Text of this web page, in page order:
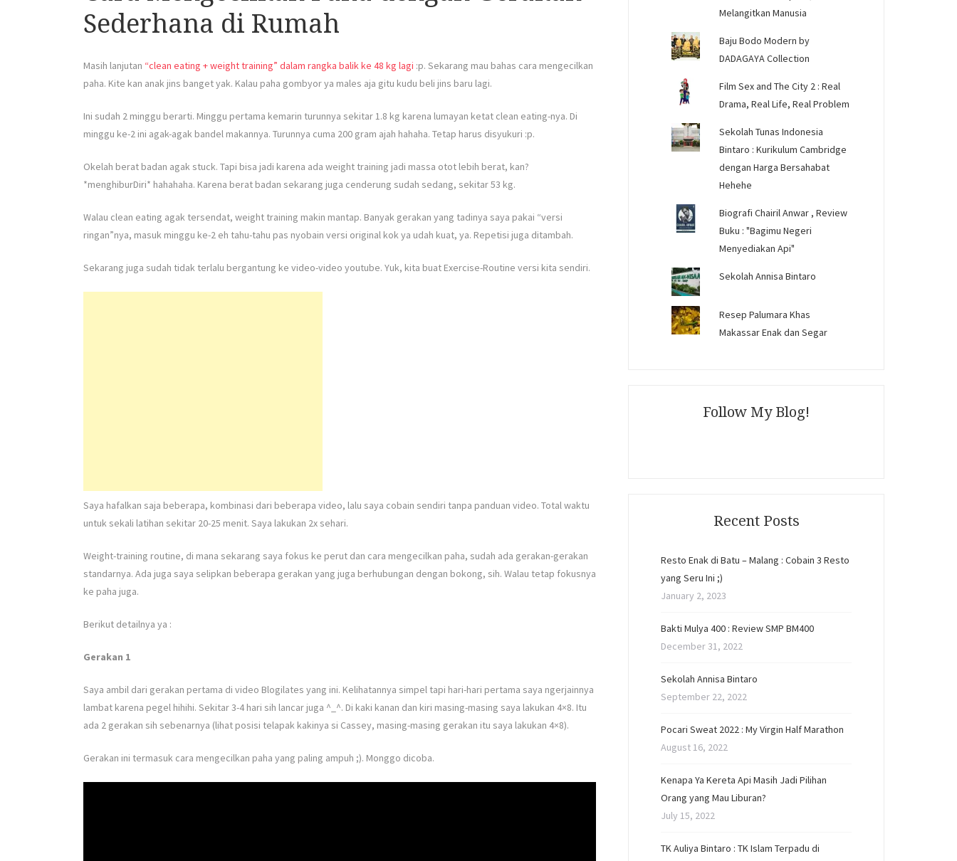
Sederhana di Rumah
Masih lanjutan “clean eating + weight training” dalam rangka balik ke 48 kg lagi :p. Sekarang mau bahas cara mengecilkan
paha. Kite kan anak jins banget yak. Kalau paha gombyor ya males aja gitu kudu beli jins baru lagi.
Ini sudah 2 minggu berarti. Minggu pertama kemarin turunnya sekitar 1.8 kg karena lumayan ketat clean eating-nya. Di
minggu ke-2 ini agak-agak bandel makannya. Turunnya cuma 200 gram ajah hahaha. Tetap harus disyukuri :p.
Okelah berat badan agak stuck. Tapi bisa jadi karena ada weight training jadi massa otot lebih berat, kan?
*menghiburDiri* hahahaha. Karena berat badan sekarang juga cenderung sudah sedang, sekitar 53 kg.
Walau clean eating agak tersendat, weight training makin mantap. Banyak gerakan yang tadinya saya pakai “versi
ringan”nya, masuk minggu ke-2 eh tahu-tahu pas nyobain versi original kok ya udah kuat, ya. Repetisi juga ditambah.
Sekarang juga sudah tidak terlalu bergantung ke video-video youtube. Yuk, kita buat Exercise-Routine versi kita sendiri.
Saya hafalkan saja beberapa, kombinasi dari beberapa video, lalu saya cobain sendiri tanpa panduan video. Total waktu
untuk sekali latihan sekitar 20-25 menit. Saya lakukan 2x sehari.
Weight-training routine, di mana sekarang saya fokus ke perut dan cara mengecilkan paha, sudah ada gerakan-gerakan
standarnya. Ada juga saya selipkan beberapa gerakan yang juga berhubungan dengan bokong, sih. Walau tetap fokusnya
ke paha juga.
Berikut detailnya ya :
Gerakan 1
Saya ambil dari gerakan pertama di video Blogilates yang ini. Kelihatannya simpel tapi hari-hari pertama saya ngerjainnya
lambat karena pegel hihihi. Sekitar 3-4 hari sih lancar juga ^_^. Di kaki kanan dan kiri masing-masing saya lakukan 4×8. Itu
ada 2 gerakan sih sebenarnya (lihat posisi telapak kakinya si Cassey, masing-masing gerakan itu saya lakukan 4×8).
Gerakan ini termasuk cara mengecilkan paha yang paling ampuh ;). Monggo dicoba.
Melangitkan Manusia
Baju Bodo Modern by
DADAGAYA Collection
Film Sex and The City 2 : Real
Drama, Real Life, Real Problem
Sekolah Tunas Indonesia
Bintaro : Kurikulum Cambridge
dengan Harga Bersahabat
Hehehe
Biografi Chairil Anwar , Review
Buku : "Bagimu Negeri
Menyediakan Api"
Sekolah Annisa Bintaro
Resep Palumara Khas
Makassar Enak dan Segar
Follow My Blog!
Recent Posts
Resto Enak di Batu – Malang : Cobain 3 Resto
yang Seru Ini ;)
January 2, 2023
Bakti Mulya 400 : Review SMP BM400
December 31, 2022
Sekolah Annisa Bintaro
September 22, 2022
Pocari Sweat 2022 : My Virgin Half Marathon
August 16, 2022
Kenapa Ya Kereta Api Masih Jadi Pilihan
Orang yang Mau Liburan?
July 15, 2022
TK Auliya Bintaro : TK Islam Terpadu di